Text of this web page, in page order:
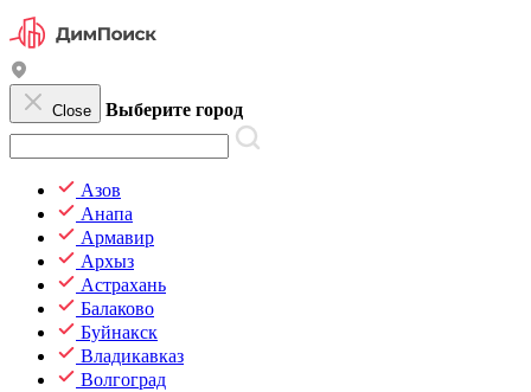
Close Выберите город
Азов
Анапа
Армавир
Архыз
Астрахань
Балаково
Буйнакск
Владикавказ
Волгоград